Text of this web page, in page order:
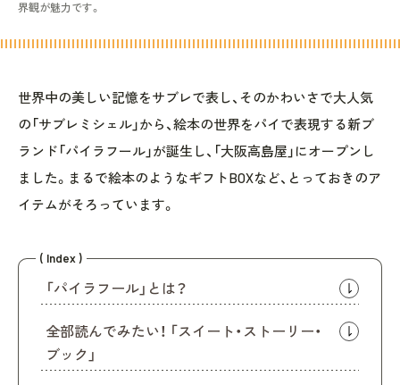
界観が魅力です。
世界中の美しい記憶をサブレで表し、そのかわいさで大人気
の「サブレミシェル」から、絵本の世界をパイで表現する新ブ
ランド「パイラフール」が誕生し、「大阪高島屋」にオープンし
ました。まるで絵本のようなギフトBOXなど、とっておきのア
イテムがそろっています。
( Index )
「パイラフール」とは？
全部読んでみたい！ 「スイート・ストーリー・
ブック」